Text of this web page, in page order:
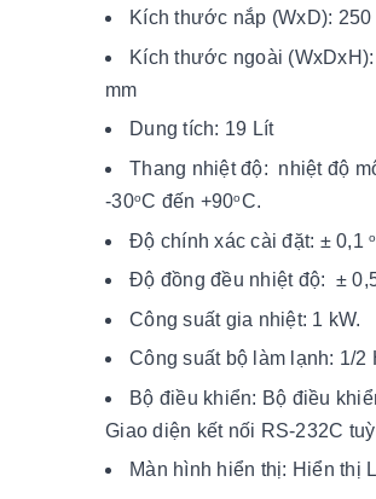
Kích thước nắp (WxD): 250
Kích thước ngoài
mm
Dung tích: 19 Lít
Thang nhiệt độ: nhiệt độ
-30oC đến +90oC.
Độ chính xác cài đặt: ± 0,1 o
Độ đồng đều nhiệt độ: ±
Công suất gia nhiệt: 1 kW.
Công suất bộ làm lạnh: 1/2
Bộ điều khiển: Bộ điều
Giao diện kết nối RS-232C
Màn hình hiển thị: Hiển thị